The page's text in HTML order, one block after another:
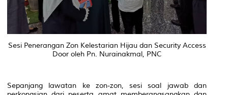
Sesi Penerangan Zon Kelestarian Hijau dan Security Access
Dooroleh Pn. Nurainakmal, PNC
Sepanjang lawatan ke zon-zon, sesi soal jawab dan